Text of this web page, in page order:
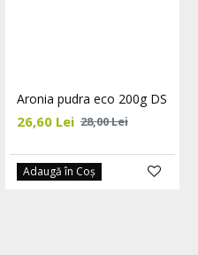
Aronia pudra eco 200g DS
26,60 Lei 28,00 Lei
Adaugă în Coş